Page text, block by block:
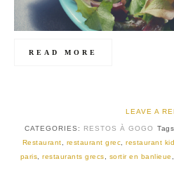
READ MORE
LEAVE A
CATEGORIES: RESTOS À GOGO
Restaurant
restaurant grec ,restaurant
paris
restaurants grecs sortir en banlieue